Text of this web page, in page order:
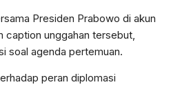
Presiden Prabowo di akun
caption unggahan tersebut,
soal agenda pertemuan.
peran diplomasi